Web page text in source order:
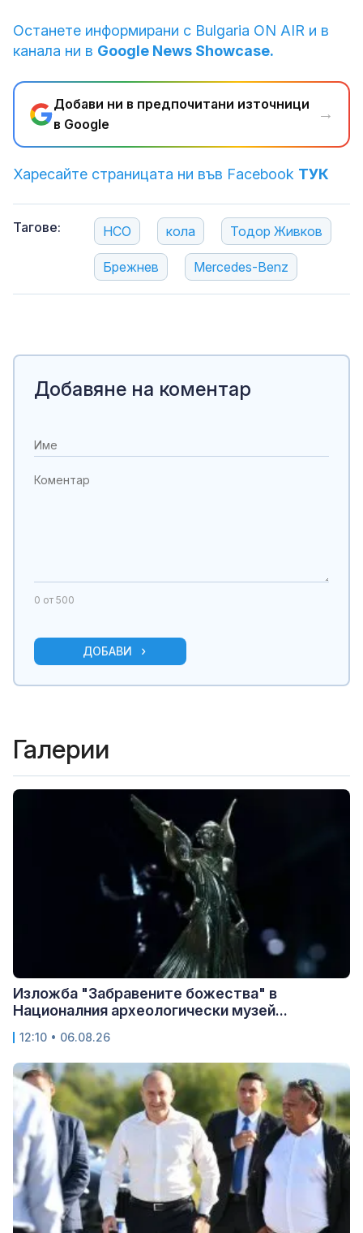
Останете информирани с Bulgaria ON AIR и в
канала ни в Google News Showcase.
Добави ни в предпочитани източници
в Google
→
Харесайте страницата ни във Facebook ТУК
Тагове: НСО кола Тодор Живков
Брежнев Mercedes-Benz
Добавяне на коментар
0 от 500
ДОБАВИ
Галерии
Изложба "Забравените божества" в
Националния археологически музей...
12:10 • 06.08.26